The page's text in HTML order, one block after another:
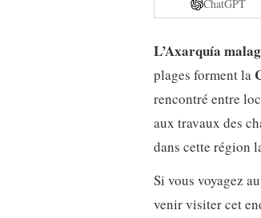
ChatGPT
L’Axarquía
plages forment la
rencontré entre
aux travaux des
dans cette région
Si vous voyagez
venir visiter cet